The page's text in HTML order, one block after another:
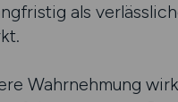
als
Wahrnehmung